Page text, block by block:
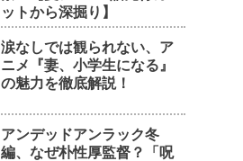
ットから深掘り】
涙なしでは観られない、ア
ニメ『妻、小学生になる』
の魅力を徹底解説！
アンデッドアンラック冬
編、なぜ朴性厚監督？「呪